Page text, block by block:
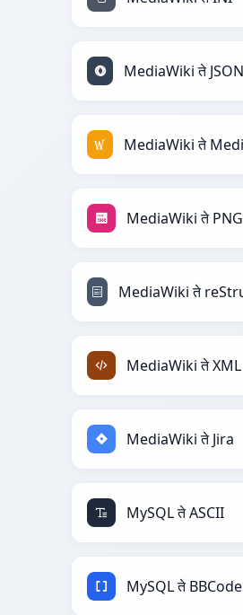
MediaWiki ते PNG
MediaWiki ते XML
MediaWiki ते Jira
MySQL ते ASCII
MySQL ते BBCode